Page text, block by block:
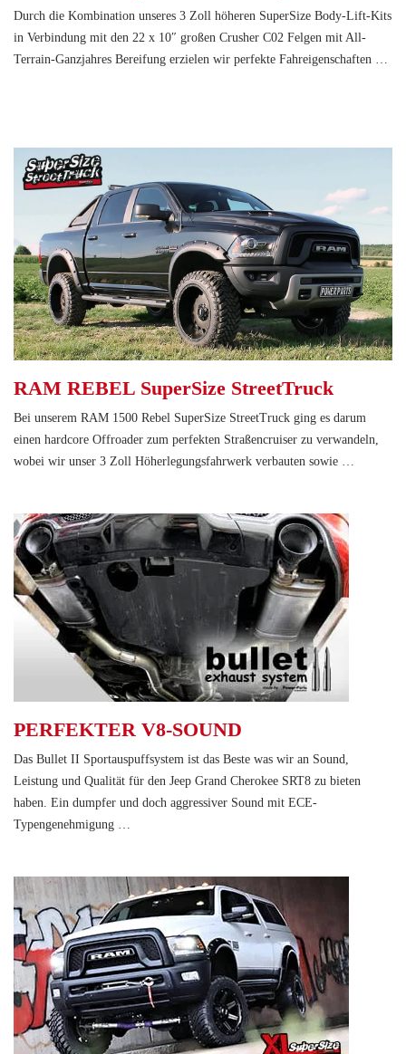
Durch die Kombination unseres 3 Zoll höheren SuperSize Body-Lift-Kits
in Verbindung mit den 22 x 10″ großen Crusher C02 Felgen mit All-
Terrain-Ganzjahres Bereifung erzielen wir perfekte Fahreigenschaften …
RAM REBEL SuperSize StreetTruck
Bei unserem RAM 1500 Rebel SuperSize StreetTruck ging es darum
einen hardcore Offroader zum perfekten Straßencruiser zu verwandeln,
wobei wir unser 3 Zoll Höherlegungsfahrwerk verbauten sowie …
PERFEKTER V8-SOUND
Das Bullet II Sportauspuffsystem ist das Beste was wir an Sound,
Leistung und Qualität für den Jeep Grand Cherokee SRT8 zu bieten
haben. Ein dumpfer und doch aggressiver Sound mit ECE-
Typengenehmigung …